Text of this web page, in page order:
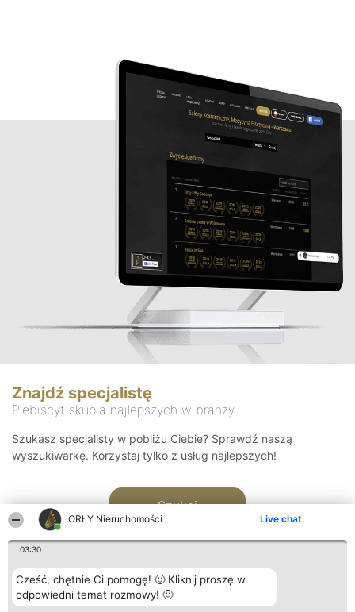
ORŁY Nieruchomości Live chat
03:30
Cześć, chętnie Ci pomogę! 🙂 Kliknij proszę w
odpowiedni temat rozmowy! 🙂
Znajdź specjalistę
Plebiscyt skupia najlepszych w branży
Szukasz specjalisty w pobliżu Ciebie? Sprawdź naszą
wyszukiwarkę. Korzystaj tylko z usług najlepszych!
Szukaj